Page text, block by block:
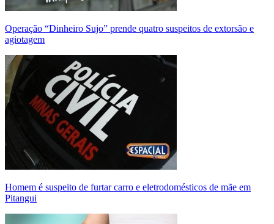
Operação “Dinheiro Sujo” prende quatro suspeitos de extorsão e
agiotagem
Homem é suspeito de furtar carro e eletrodomésticos de mãe em
Pitangui